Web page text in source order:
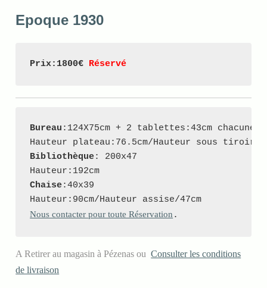
Epoque 1930
Prix:1800€ Réservé
Bureau :124X75cm + 2 tablettes:43cm chacune
Bibliothèque: 200x47
Chaise:40x39
Nous contacter pour toute Réservation .
A Retirer au magasin à Pézenas ouConsulter les conditions
de livraison